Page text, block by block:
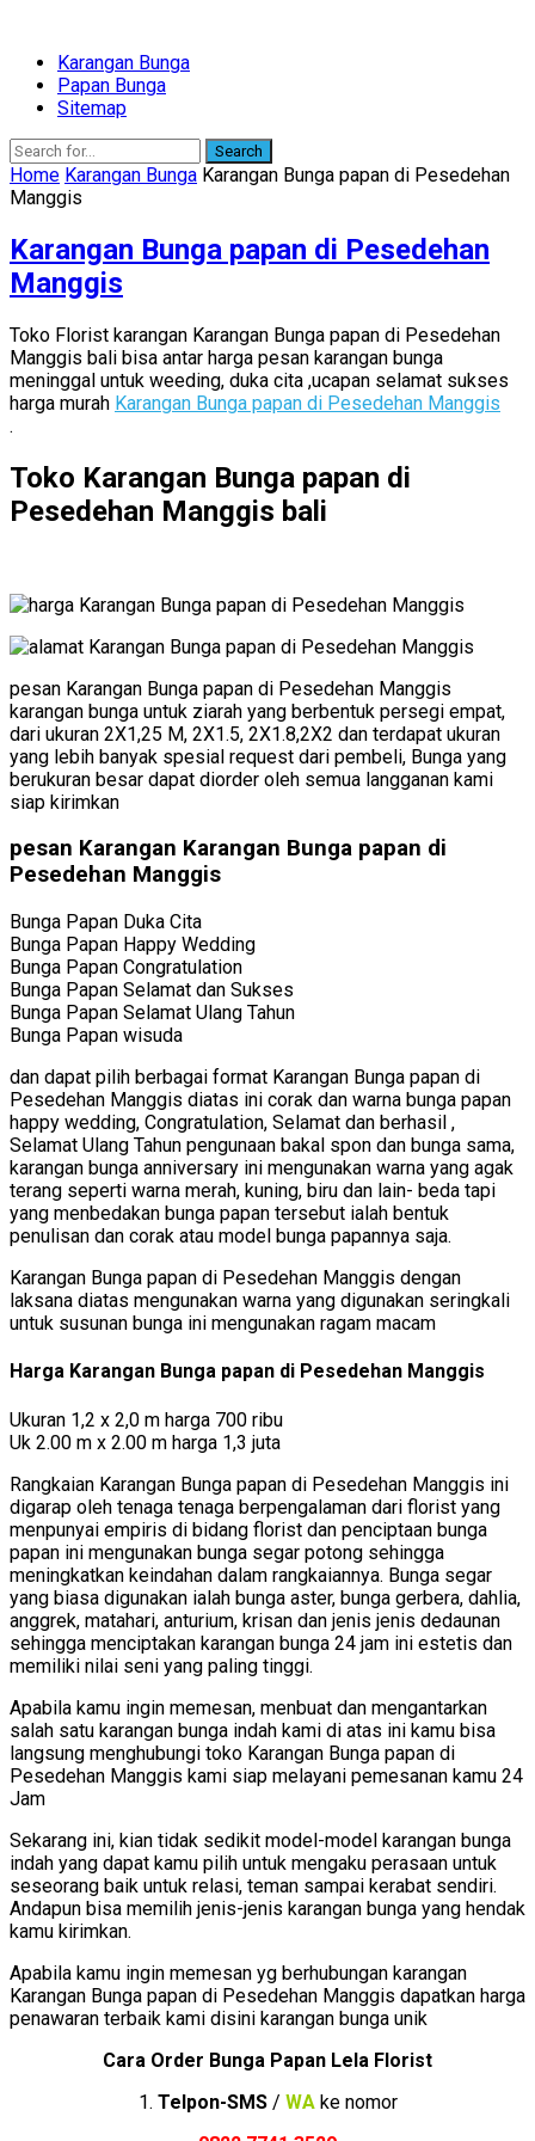
Karangan Bunga
Papan Bunga
Sitemap
Search
Home Karangan Bunga Karangan Bunga papan di Pesedehan
Manggis
Karangan Bunga papan di Pesedehan
Manggis
Toko Florist karangan Karangan Bunga papan di Pesedehan
Manggis bali bisa antar harga pesan karangan bunga
meninggal untuk weeding, duka cita ,ucapan selamat sukses
harga murah Karangan Bunga papan di Pesedehan Manggis
.
Toko Karangan Bunga papan di
Pesedehan Manggis bali
pesan Karangan Bunga papan di Pesedehan Manggis
karangan bunga untuk ziarah yang berbentuk persegi empat,
dari ukuran 2X1,25 M, 2X1.5, 2X1.8,2X2 dan terdapat ukuran
yang lebih banyak spesial request dari pembeli, Bunga yang
berukuran besar dapat diorder oleh semua langganan kami
siap kirimkan
pesan Karangan Karangan Bunga papan di
Pesedehan Manggis
Bunga Papan Duka Cita
Bunga Papan Happy Wedding
Bunga Papan Congratulation
Bunga Papan Selamat dan Sukses
Bunga Papan Selamat Ulang Tahun
Bunga Papan wisuda
dan dapat pilih berbagai format Karangan Bunga papan di
Pesedehan Manggis diatas ini corak dan warna bunga papan
happy wedding, Congratulation, Selamat dan berhasil ,
Selamat Ulang Tahun pengunaan bakal spon dan bunga sama,
karangan bunga anniversary ini mengunakan warna yang agak
terang seperti warna merah, kuning, biru dan lain- beda tapi
yang menbedakan bunga papan tersebut ialah bentuk
penulisan dan corak atau model bunga papannya saja.
Karangan Bunga papan di Pesedehan Manggis dengan
laksana diatas mengunakan warna yang digunakan seringkali
untuk susunan bunga ini mengunakan ragam macam
Harga Karangan Bunga papan di Pesedehan Manggis
Ukuran 1,2 x 2,0 m harga 700 ribu
Uk 2.00 m x 2.00 m harga 1,3 juta
Rangkaian Karangan Bunga papan di Pesedehan Manggis ini
digarap oleh tenaga tenaga berpengalaman dari florist yang
menpunyai empiris di bidang florist dan penciptaan bunga
papan ini mengunakan bunga segar potong sehingga
meningkatkan keindahan dalam rangkaiannya. Bunga segar
yang biasa digunakan ialah bunga aster, bunga gerbera, dahlia,
anggrek, matahari, anturium, krisan dan jenis jenis dedaunan
sehingga menciptakan karangan bunga 24 jam ini estetis dan
memiliki nilai seni yang paling tinggi.
Apabila kamu ingin memesan, menbuat dan mengantarkan
salah satu karangan bunga indah kami di atas ini kamu bisa
langsung menghubungi toko Karangan Bunga papan di
Pesedehan Manggis kami siap melayani pemesanan kamu 24
Jam
Sekarang ini, kian tidak sedikit model-model karangan bunga
indah yang dapat kamu pilih untuk mengaku perasaan untuk
seseorang baik untuk relasi, teman sampai kerabat sendiri.
Andapun bisa memilih jenis-jenis karangan bunga yang hendak
kamu kirimkan.
Apabila kamu ingin memesan yg berhubungan karangan
Karangan Bunga papan di Pesedehan Manggis dapatkan harga
penawaran terbaik kami disini karangan bunga unik
Cara Order Bunga Papan Lela Florist
1. Telpon-SMS/ WAke nomor